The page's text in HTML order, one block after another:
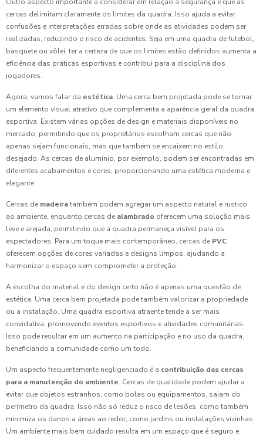
cercas delimitam claramente os limites da quadra. Isso ajuda a evitar
confusões e interpretações erradas sobre onde as atividades podem ser
realizadas, reduzindo o risco de acidentes. Seja em uma quadra de futebol,
basquete ou vôlei, ter a certeza de que os limites estão definidos aumenta a
eficiência das práticas esportivas e contribui para a disciplina dos
jogadores.
Agora, vamos falar da estética. Uma cerca bem projetada pode se tornar
um elemento visual atrativo que complementa a aparência geral da quadra
esportiva. Existem várias opções de design e materiais disponíveis no
mercado, permitindo que os proprietários escolham cercas que não
apenas sejam funcionais, mas que também se encaixem no estilo
desejado. As cercas de alumínio, por exemplo, podem ser encontradas em
diferentes acabamentos e cores, proporcionando uma estética moderna e
elegante.
Cercas de madeiratambém podem agregar um aspecto natural e rustico
ao ambiente, enquanto cercas de alambrado oferecem uma solução mais
leve e arejada, permitindo que a quadra permaneça visível para os
espectadores. Para um toque mais contemporâneo, cercas de PVC
oferecem opções de cores variadas e designs limpos, ajudando a
harmonizar o espaço sem comprometer a proteção.
A escolha do material e do design certo não é apenas uma questão de
estética. Uma cerca bem projetada pode também valorizar a propriedade
ou a instalação. Uma quadra esportiva atraente tende a ser mais
convidativa, promovendo eventos esportivos e atividades comunitárias.
Isso pode resultar em um aumento na participação e no uso da quadra,
beneficiando a comunidade como um todo.
Um aspecto frequentemente negligenciado é a contribuição das cercas
para a manutenção do ambiente. Cercas de qualidade podem ajudar a
evitar que objetos estranhos, como bolas ou equipamentos, saiam do
perímetro da quadra. Isso não só reduz o risco de lesões, como também
minimiza os danos a áreas ao redor, como jardins ou instalações vizinhas.
Um ambiente mais bem cuidado resulta em um espaço que é seguro e